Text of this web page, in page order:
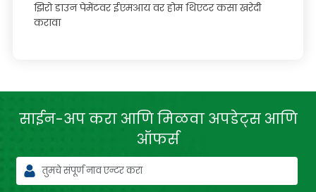
झिरो डाउन पेमेंटवर ईएमआय वर होम थिएटर कसा खरेदी
करावा
साईन-अप करा आणि मिळवा अपडेट्स आणि
ऑफर्स